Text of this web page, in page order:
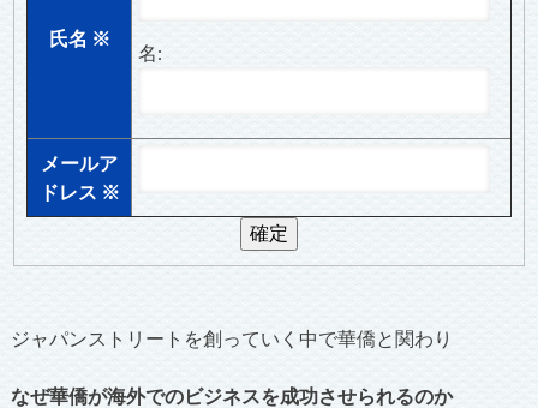
氏名 ※
名:
メールア
ドレス ※
ジャパンストリートを創っていく中で華僑と関わり
なぜ華僑が海外でのビジネスを成功させられるのか